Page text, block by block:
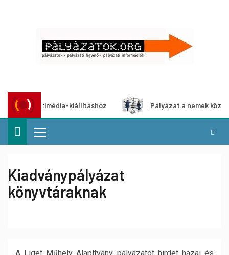
kiállításhoz Pályázat a nemek közötti
Kiadványpályázat
könyvtáraknak